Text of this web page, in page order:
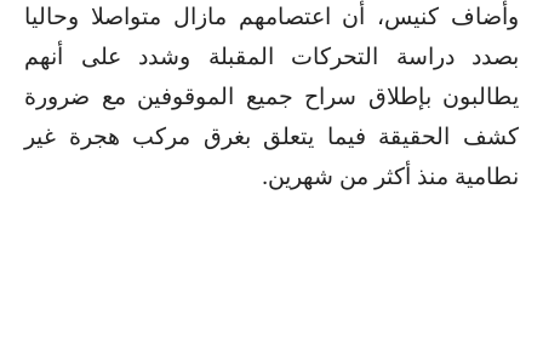
وأضاف كنيس، أن اعتصامهم مازال متواصلا وحاليا
بصدد دراسة التحركات المقبلة وشدد على أنهم
يطالبون بإطلاق سراح جميع الموقوفين مع ضرورة
كشف الحقيقة فيما يتعلق بغرق مركب هجرة غير
نطامية منذ أكثر من شهرين.